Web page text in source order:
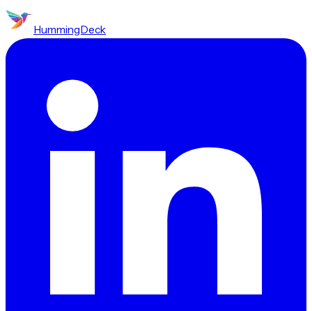
HummingDeck